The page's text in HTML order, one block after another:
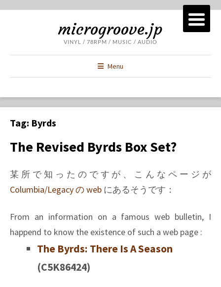
microgroove.jp
VINYL / 78RPM / MUSIC / AUDIO
Menu
Tag: Byrds
The Revised Byrds Box Set?
某所で知ったのですが、こんなページが
Columbia/Legacy の web にあるそうです：
From an information on a famous web bulletin, I
happend to know the existence of such a web page :
The Byrds: There Is A Season
(C5K86424)